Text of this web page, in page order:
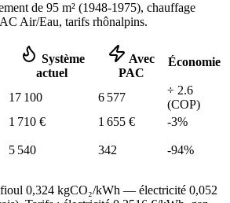
de 95 m² (1948-1975), chauffage
Air/Eau, tarifs rhônalpins.
Système
actuel
Avec
PAC
Économie
17 100 6 577
÷ 2.6
(COP)
1 710 € 1 655 € -3%
5 540 342 -94%
fioul 0,324 kgCO₂/kWh — électricité 0,052